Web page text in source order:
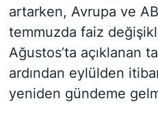
artarken, Avrupa ve
temmuzda faiz
Ağustos’ta açıklanan
ardından eylülden
yeniden gündeme